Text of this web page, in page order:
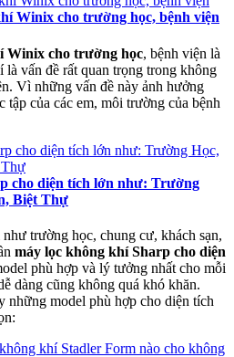
Winix cho trường học, bệnh viện
Winix cho trường học, bệnh viện là
vấn đề rất quan trọng trong không
Vì những vấn đề này ảnh hưởng
tập của các em, môi trường của bệnh
cho diện tích lớn như: Trường
Biệt Thự
trường học, chung cư, khách sạn,
máy lọc không khí Sharp cho diện
phù hợp và lý tưởng nhất cho mỗi
dàng cũng không quá khó khăn.
những model phù hợp cho diện tích